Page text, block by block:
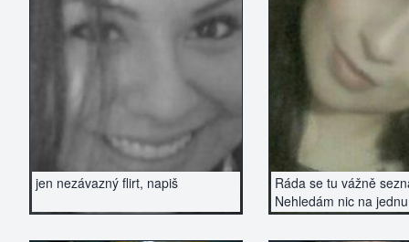
jen nezávazný flirt, napiš
Ráda se tu vážně
Nehledám nic na
ZOBRAZIT